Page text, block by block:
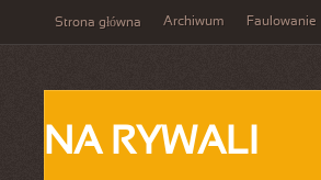
Strona główna Archiwum Faulowanie
NA RYWALI